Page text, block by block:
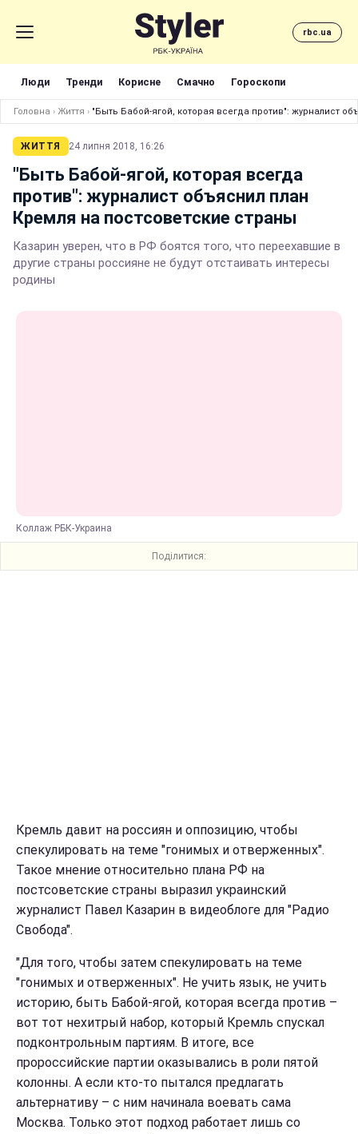
rbc.ua
Люди Тренди Корисне Смачно Гороскопи
Головна › Життя › "Быть Бабой-ягой, которая всегда против": журналист
ЖИТТЯ 24 липня 2018, 16:26
"Быть Бабой-ягой, которая всегда
против": журналист объяснил план
Кремля на постсоветские страны
Казарин уверен, что в РФ боятся того, что переехавшие в
другие страны россияне не будут отстаивать интересы
родины
Коллаж РБК-Украина
Поділитися:
Кремль давит на россиян и оппозицию, чтобы
спекулировать на теме "гонимых и отверженных".
Такое мнение относительно плана РФ на
постсоветские страны выразил украинский
журналист Павел Казарин в видеоблоге для "Радио
Свобода".
"Для того, чтобы затем спекулировать на теме
"гонимых и отверженных". Не учить язык, не учить
историю, быть Бабой-ягой, которая всегда против –
вот тот нехитрый набор, который Кремль спускал
подконтрольным партиям. В итоге, все
пророссийские партии оказывались в роли пятой
колонны. А если кто-то пытался предлагать
альтернативу – с ним начинала воевать сама
Москва. Только этот подход работает лишь со